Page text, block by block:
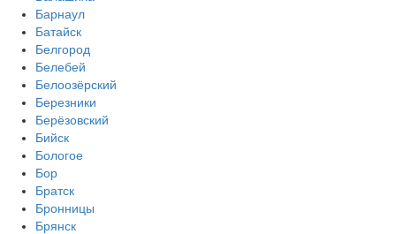
Барнаул
Батайск
Белгород
Белебей
Белоозёрский
Березники
Берёзовский
Бийск
Бологое
Бор
Братск
Бронницы
Брянск